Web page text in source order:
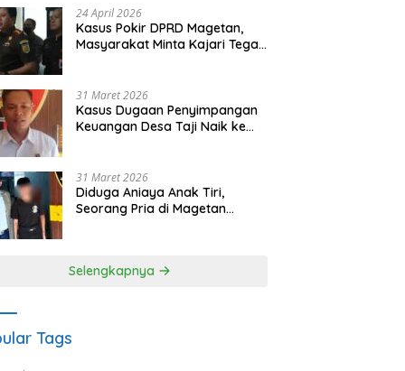
24 April 2026
Kasus Pokir DPRD Magetan,
Masyarakat Minta Kajari Tegak
31 Maret 2026
Kasus Dugaan Penyimpangan
Keuangan Desa Taji Naik ke
31 Maret 2026
Diduga Aniaya Anak Tiri,
Seorang Pria di Magetan
Selengkapnya
Tags